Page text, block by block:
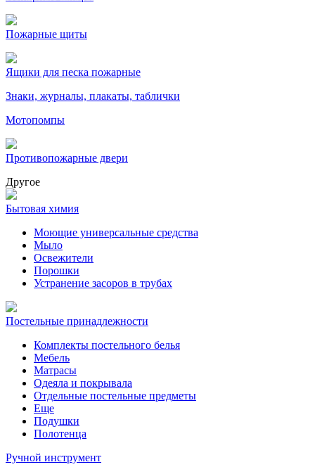
Пожарные щиты
Ящики для песка пожарные
Знаки, журналы, плакаты, таблички
Мотопомпы
Противопожарные двери
Другое
Бытовая химия
Моющие универсальные средства
Мыло
Освежители
Порошки
Устранение засоров в трубах
Постельные принадлежности
Комплекты постельного белья
Мебель
Матрасы
Одеяла и покрывала
Отдельные постельные предметы
Еще
Подушки
Полотенца
Ручной инструмент